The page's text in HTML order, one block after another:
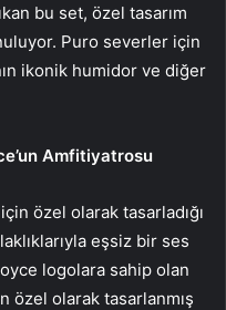
bu set, özel tasarım
Puro severler için
ikonik humidor ve diğer
Amfitiyatrosu
özel olarak tasarladığı
eşsiz bir ses
logolara sahip olan
özel olarak tasarlanmış